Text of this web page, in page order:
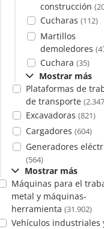
construcción
Cucharas (112)
Martillos
demoledores
Cuchara (35)
Mostrar más
Plataformas de
de transporte
Excavadoras (821)
Cargadores (604)
Generadores
(564)
Mostrar más
Máquinas para el
metal y máquinas-
herramienta (31.902)
Vehículos industriales